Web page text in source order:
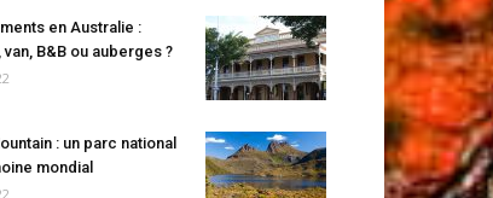
en Australie :
B&B ou auberges ?
: un parc national
mondial